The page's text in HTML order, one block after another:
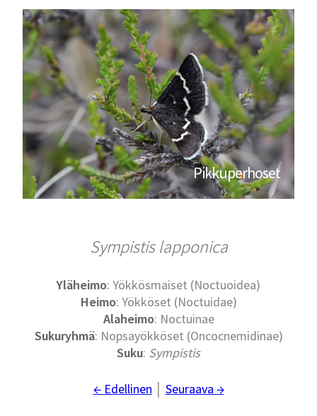
Pikkuperhoset
Sympistis lapponica
Yläheimo: Yökkösmaiset (Noctuoidea)
Heimo: Yökköset (Noctuidae)
Alaheimo: Noctuinae
Sukuryhmä: Nopsayökköset (Oncocnemidinae)
Suku: Sympistis
← Edellinen Seuraava →